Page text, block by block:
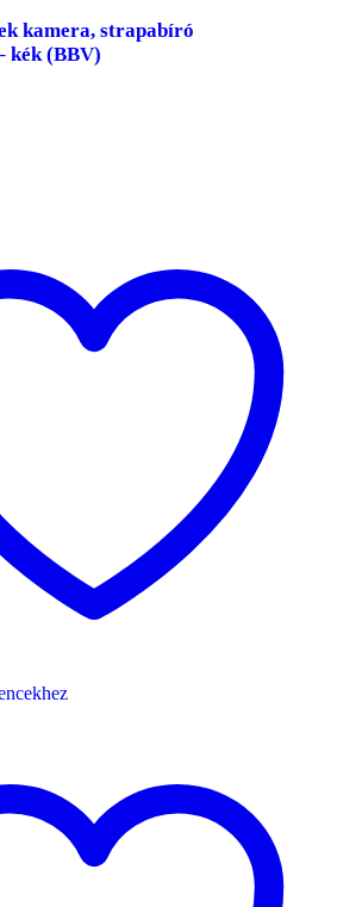
kamera, strapabíró
kék (BBV)